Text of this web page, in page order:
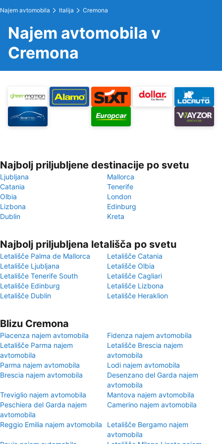
Najem avtomobila Italija Cremona
Najem avtomobila v
Cremona
Najbolj priljubljene destinacije po svetu
Ljubljana
Mallorca
Catania
Tenerife
Olbia
London
Lizbona
Edinburg
Dublin
Kreta
Najbolj priljubljena letališča po svetu
Letališče Palma de Mallorca
Letališče Catania
Letališče Ljubljana
Letališče Olbia
Letališče Tenerife South
Letališče Cagliari
Letališče Edinburg
Letališče Lizbona
Letališče Dublin
Letališče Heraklion
Blizu Cremona
Piacenza najem avtomobila
Fidenza najem avtomobila
Letališče Parma najem
avtomobila
Letališče Brescia najem
avtomobila
Parma najem avtomobila
Lodi najem avtomobila
Brescia najem avtomobila
Desenzano del Garda najem
avtomobila
Treviglio najem avtomobila
Mantova najem avtomobila
Peschiera del Garda najem
avtomobila
Camerino najem avtomobila
Reggio Emilia najem avtomobila
Letališče Bergamo najem
avtomobila